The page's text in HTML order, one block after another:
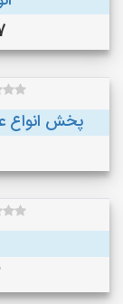
پخش انواع